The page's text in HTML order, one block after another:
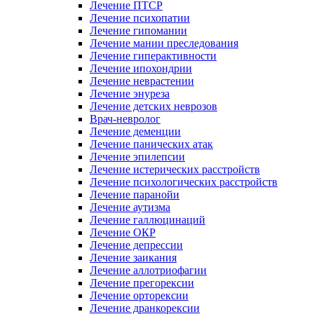
Лечение ПТСР
Лечение психопатии
Лечение гипомании
Лечение мании преследования
Лечение гиперактивности
Лечение ипохондрии
Лечение неврастении
Лечение энуреза
Лечение детских неврозов
Врач-невролог
Лечение деменции
Лечение панических атак
Лечение эпилепсии
Лечение истерических расстройств
Лечение психологических расстройств
Лечение паранойи
Лечение аутизма
Лечение галлюцинаций
Лечение ОКР
Лечение депрессии
Лечение заикания
Лечение аллотриофагии
Лечение прегорексии
Лечение орторексии
Лечение дранкорексии